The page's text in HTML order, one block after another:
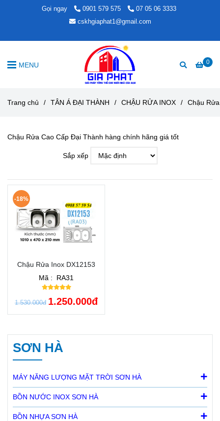
Gọi ngay 0901 579 575
07 05 06 3333
cskhgiaphat1@gmail.com
0
MENU
Trang chủ / TÂN Á ĐẠI THÀNH / CHẬU RỬA INOX / Chậu
Chậu Rửa Cao Cấp Đại Thành hàng chính hãng giá tốt
Sắp xếp
Chậu Rửa Inox DX12153
Mã :
RA31
1.530.000đ
-18%
1.250.000đ
SƠN HÀ
MÁY NĂNG LƯỢNG MẶT TRỜI SƠN HÀ
BỒN NƯỚC INOX SƠN HÀ
BỒN NHỰA SƠN HÀ